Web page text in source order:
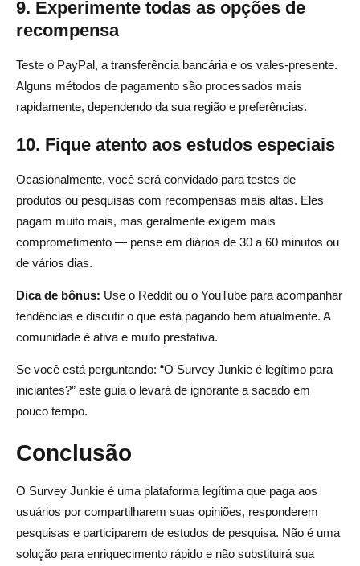
9. Experimente todas as opções de
recompensa
Teste o PayPal, a transferência bancária e os vales-presente.
Alguns métodos de pagamento são processados mais
rapidamente, dependendo da sua região e preferências.
10. Fique atento aos estudos especiais
Ocasionalmente, você será convidado para testes de
produtos ou pesquisas com recompensas mais altas. Eles
pagam muito mais, mas geralmente exigem mais
comprometimento — pense em diários de 30 a 60 minutos ou
de vários dias.
Dica de bônus: Use o Reddit ou o YouTube para acompanhar
tendências e discutir o que está pagando bem atualmente. A
comunidade é ativa e muito prestativa.
Se você está perguntando: “O Survey Junkie é legítimo para
iniciantes?” este guia o levará de ignorante a sacado em
pouco tempo.
Conclusão
O Survey Junkie é uma plataforma legítima que paga aos
usuários por compartilharem suas opiniões, responderem
pesquisas e participarem de estudos de pesquisa. Não é uma
solução para enriquecimento rápido e não substituirá sua